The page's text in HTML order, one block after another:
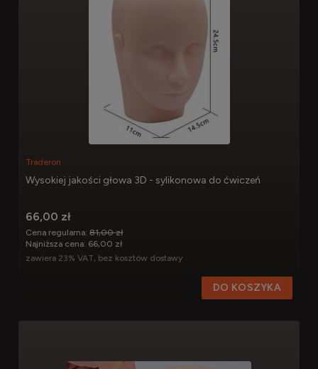
Wysokiej jakości głowa 3D - sylikonowa do ćwiczeń
Traderon
66,00 zł
zawiera 23% VAT, bez kosztów dostawy
Cena regularna: 81,00 zł
Najniższa cena: 66,00 zł
DO KOSZYKA